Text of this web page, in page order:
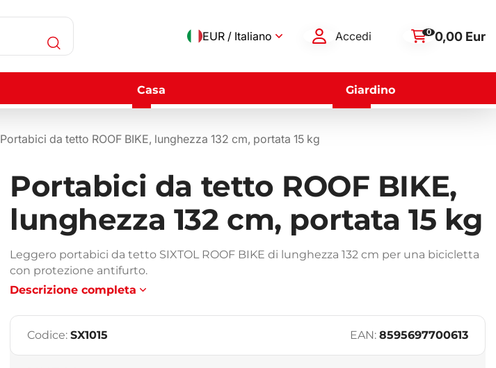
EUR / Italiano Accedi 0 0,00 Eur
Casa Giardino
Portabici da tetto ROOF BIKE, lunghezza 132 cm, portata 15 kg
Portabici da tetto ROOF BIKE,
lunghezza 132 cm, portata 15 kg
Leggero portabici da tetto SIXTOL ROOF BIKE di lunghezza 132 cm per una bicicletta
con protezione antifurto.
Descrizione completa
Codice: SX1015 EAN: 8595697700613